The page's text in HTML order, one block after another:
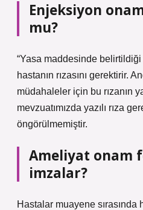
Enjeksiyon
mu?
“Yasa maddesinde
hastanın rızasını gerektirir.
müdahaleler için bu rızanın
mevzuatımızda yazılı rıza
öngörülmemiştir.
Ameliyat onam
imzalar?
Hastalar muayene sırasında